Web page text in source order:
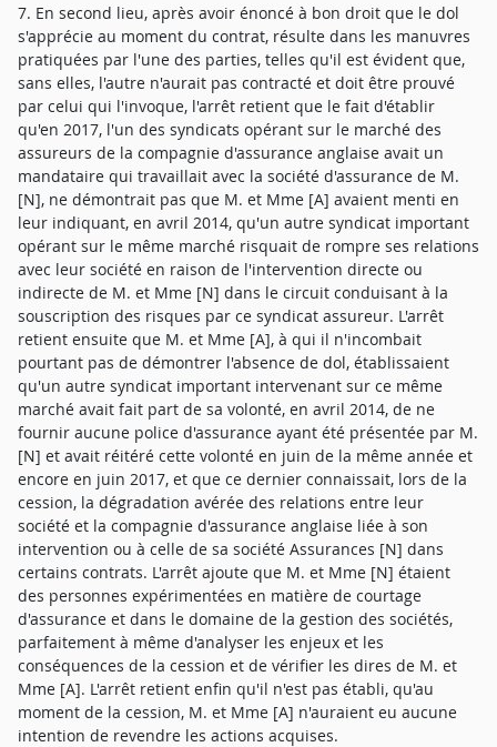
7. En second lieu, après avoir énoncé à bon droit que le dol
s'apprécie au moment du contrat, résulte dans les manuvres
pratiquées par l'une des parties, telles qu'il est évident que,
sans elles, l'autre n'aurait pas contracté et doit être prouvé
par celui qui l'invoque, l'arrêt retient que le fait d'établir
qu'en 2017, l'un des syndicats opérant sur le marché des
assureurs de la compagnie d'assurance anglaise avait un
mandataire qui travaillait avec la société d'assurance de M.
[N], ne démontrait pas que M. et Mme [A] avaient menti en
leur indiquant, en avril 2014, qu'un autre syndicat important
opérant sur le même marché risquait de rompre ses relations
avec leur société en raison de l'intervention directe ou
indirecte de M. et Mme [N] dans le circuit conduisant à la
souscription des risques par ce syndicat assureur. L'arrêt
retient ensuite que M. et Mme [A], à qui il n'incombait
pourtant pas de démontrer l'absence de dol, établissaient
qu'un autre syndicat important intervenant sur ce même
marché avait fait part de sa volonté, en avril 2014, de ne
fournir aucune police d'assurance ayant été présentée par M.
[N] et avait réitéré cette volonté en juin de la même année et
encore en juin 2017, et que ce dernier connaissait, lors de la
cession, la dégradation avérée des relations entre leur
société et la compagnie d'assurance anglaise liée à son
intervention ou à celle de sa société Assurances [N] dans
certains contrats. L'arrêt ajoute que M. et Mme [N] étaient
des personnes expérimentées en matière de courtage
d'assurance et dans le domaine de la gestion des sociétés,
parfaitement à même d'analyser les enjeux et les
conséquences de la cession et de vérifier les dires de M. et
Mme [A]. L'arrêt retient enfin qu'il n'est pas établi, qu'au
moment de la cession, M. et Mme [A] n'auraient eu aucune
intention de revendre les actions acquises.